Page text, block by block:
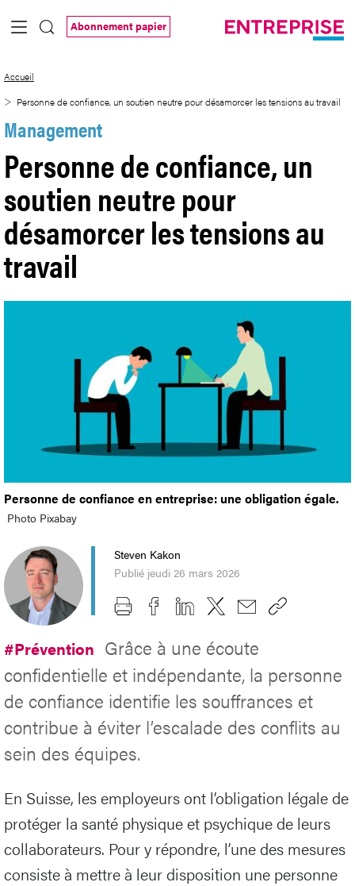
Saut au contenu principal
Abonnement papier
Accueil
Personne de confiance, un soutien neutre pour désamorcer les tensions au travail
Management
Personne de confiance, un
soutien neutre pour
désamorcer les tensions au
travail
Personne de confiance en entreprise: une obligation égale.
Photo Pixabay
Steven Kakon
Publié jeudi 26 mars 2026
#Prévention Grâce à une écoute
confidentielle et indépendante, la personne
de confiance identifie les souffrances et
contribue à éviter l’escalade des conflits au
sein des équipes.
En Suisse, les employeurs ont l’obligation légale de
protéger la santé physique et psychique de leurs
collaborateurs. Pour y répondre, l’une des mesures
consiste à mettre à leur disposition une personne